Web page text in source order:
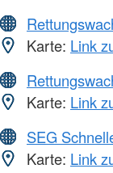
Karte: Link
Karte: Link
SEG
Karte: Link